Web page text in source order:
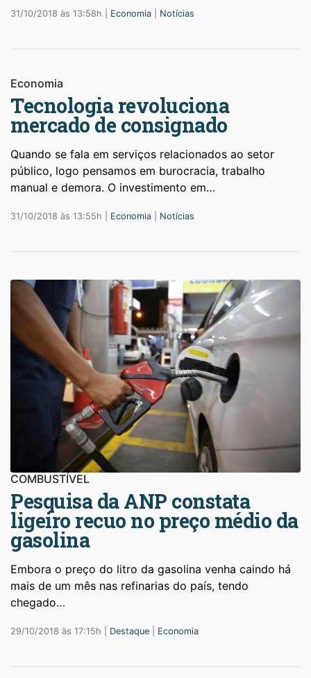
31/10/2018 às 13:58h | Economia Notícias
Economia
Tecnologia revoluciona
mercado de consignado
Quando se fala em serviços relacionados ao setor
público, logo pensamos em burocracia, trabalho
manual e demora. O investimento em…
31/10/2018 às 13:55h | Economia Notícias
COMBUSTÍVEL
Pesquisa da ANP constata
ligeiro recuo no preço médio da
gasolina
Embora o preço do litro da gasolina venha caindo há
mais de um mês nas refinarias do país, tendo
chegado…
29/10/2018 às 17:15h | Destaque Economia